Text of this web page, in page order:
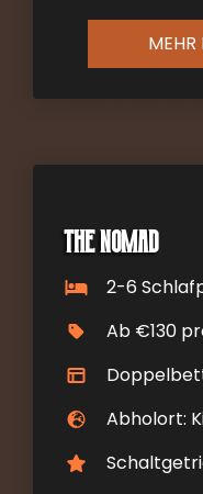
The Nomad
2-6
Ab €130
Abholort: